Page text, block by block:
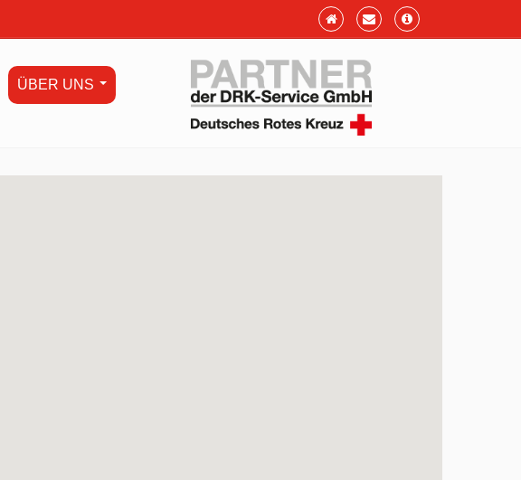
ÜBER UNS